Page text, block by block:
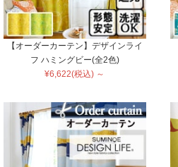
【オーダーカーテン】デザインライ
フ ハミングビー(全2色)
¥6,622(税込) ～